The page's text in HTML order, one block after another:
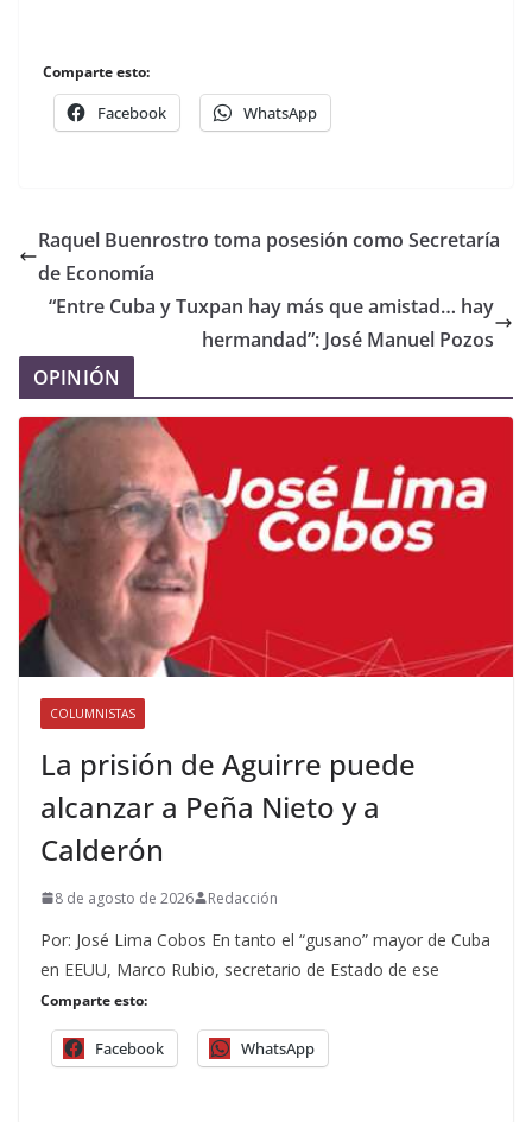
Comparte esto:
Facebook WhatsApp
Raquel Buenrostro toma posesión como Secretaría
de Economía
“Entre Cuba y Tuxpan hay más que amistad… hay
hermandad”: José Manuel Pozos
OPINIÓN
COLUMNISTAS
La prisión de Aguirre puede
alcanzar a Peña Nieto y a
Calderón
8 de agosto de 2026 Redacción
Por: José Lima Cobos En tanto el “gusano” mayor de Cuba
en EEUU, Marco Rubio, secretario de Estado de ese
Comparte esto:
Facebook WhatsApp